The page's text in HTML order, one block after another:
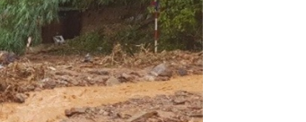
thông
giao thông